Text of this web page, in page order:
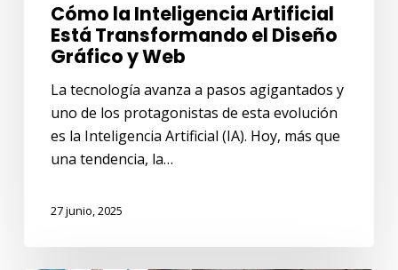
Cómo la Inteligencia Artificial
Está Transformando el Diseño
Gráfico y Web
La tecnología avanza a pasos agigantados y
uno de los protagonistas de esta evolución
es la Inteligencia Artificial (IA). Hoy, más que
una tendencia, la…
27 junio, 2025